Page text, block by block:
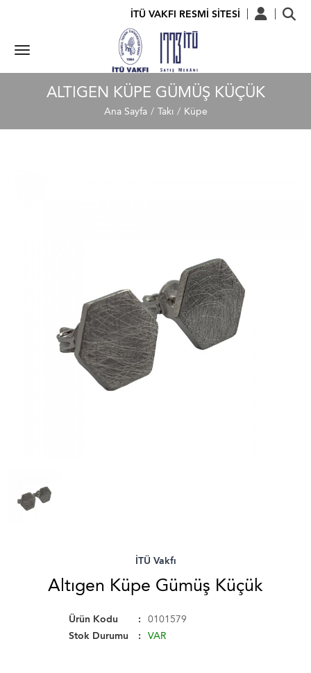
İTÜ VAKFI RESMİ SİTESİ
ALTIGEN KÜPE GÜMÜŞ KÜÇÜK
Ana Sayfa Takı Küpe
İTÜ Vakfı
Altıgen Küpe Gümüş Küçük
Ürün Kodu
0101579
Stok Durumu
VAR